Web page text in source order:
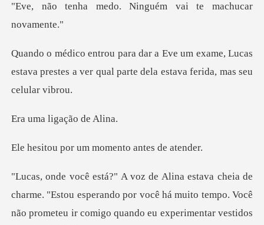
"Eve
ame, Lucas
estava prestes a ver qual parte
ligação
um momento ant
me. "Estou esperando por você há muito tempo. Você
não prome